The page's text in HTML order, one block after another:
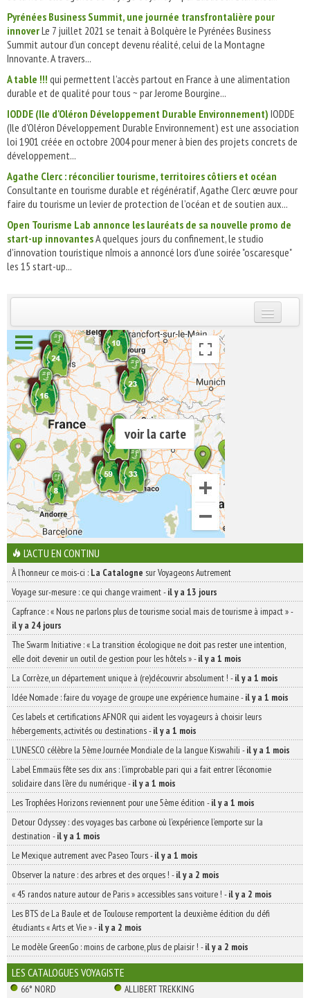
Pyrénées Business Summit, une journée transfrontalière pour
innoverLe 7 juillet 2021 se tenait à Bolquère le Pyrénées Business
Summit autour d’un concept devenu réalité, celui de la Montagne
Innovante. A travers...
A table !!! qui permettent l’accès partout en France à une alimentation
durable et de qualité pour tous ~ par Jerome Bourgine...
IODDE (Ile d'Oléron Développement Durable Environnement) IODDE
(Ile d'Oléron Développement Durable Environnement) est une association
loi 1901 créée en octobre 2004 pour mener à bien des projets concrets de
développement...
Agathe Clerc : réconcilier tourisme, territoires côtiers et océan
Consultante en tourisme durable et régénératif, Agathe Clerc œuvre pour
faire du tourisme un levier de protection de l’océan et de soutien aux...
Open Tourisme Lab annonce les lauréats de sa nouvelle promo de
start-up innovantesA quelques jours du confinement, le studio
d'innovation touristique nîmois a annoncé lors d'une soirée "oscaresque"
les 15 start-up...
INSCRIVEZ-VOUS | ABONNEZ-VOUS
voir la carte
L'ACTU EN CONTINU
À l'honneur ce mois-ci : La Catalogne sur Voyageons Autrement
Voyage sur-mesure : ce qui change vraiment-il y a 13 jours
Capfrance : « Nous ne parlons plus de tourisme social mais de tourisme à impact »-
il y a 24 jours
The Swarm Initiative : « La transition écologique ne doit pas rester une intention,
elle doit devenir un outil de gestion pour les hôtels »-il y a 1 mois
La Corrèze, un département unique à (re)découvrir absolument ! -il y a 1 mois
Idée Nomade : faire du voyage de groupe une expérience humaine-il y a 1 mois
Ces labels et certifications AFNOR qui aident les voyageurs à choisir leurs
hébergements, activités ou destinations-il y a 1 mois
L’UNESCO célèbre la 5ème Journée Mondiale de la langue Kiswahili -il y a 1 mois
Label Emmaüs fête ses dix ans : l’improbable pari qui a fait entrer l’économie
solidaire dans l’ère du numérique-il y a 1 mois
Les Trophées Horizons reviennent pour une 5ème édition -il y a 1 mois
Detour Odyssey : des voyages bas carbone où l’expérience l’emporte sur la
destination -il y a 1 mois
Le Mexique autrement avec Paseo Tours-il y a 1 mois
Observer la nature : des arbres et des orques ! -il y a 2 mois
« 45 randos nature autour de Paris » accessibles sans voiture ! -il y a 2 mois
Les BTS de La Baule et de Toulouse remportent la deuxième édition du défi
étudiants « Arts et Vie »-il y a 2 mois
Le modèle GreenGo : moins de carbone, plus de plaisir ! -il y a 2 mois
LES CATALOGUES VOYAGISTE
66° NORD
ALLIBERT TREKKING